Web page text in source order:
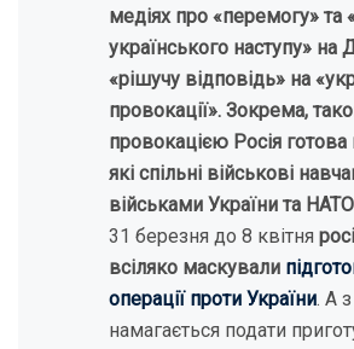
медіях про «перемогу» та
українського наступу» на
«рішучу відповідь» на
провокації». Зокрема,
провокацією Росія
які спільні військові
військами України та НАТО
31 березня до 8 квітня
всіляко маскували
операції проти України. А
намагається подати